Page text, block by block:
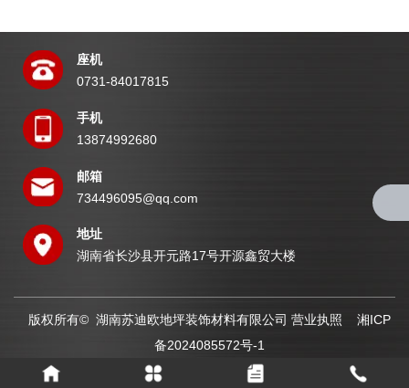
座机
0731-84017815
手机
13874992680
邮箱
734496095@qq.com
地址
湖南省长沙县开元路17号开源鑫贸大楼
版权所有© 湖南苏迪欧地坪装饰材料有限公司 营业执照
湘ICP
备2024085572号-1